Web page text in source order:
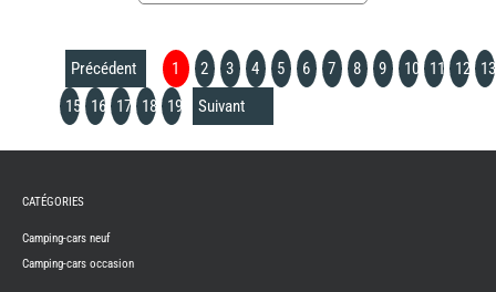
Précédent 1 2 3 4 5 6 7 8 9 10 11 12
13
15
16 17 18 19 Suivant
CAMPING-
NEUFS
CAMPING-
CATÉGORIES
Camping-cars neuf
Camping-cars occasion